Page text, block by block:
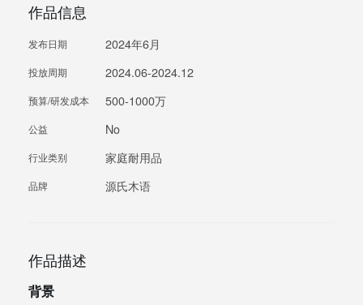
作品信息
发布日期 2024年6月
投放周期 2024.06-2024.12
预算/研发成本 500-1000万
公益 No
行业类别 家庭耐用品
品牌 源氏木语
作品描述
背景